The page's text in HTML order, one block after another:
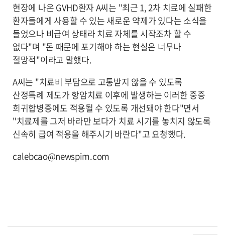
현장에 나온 GVHD환자 A씨는 "최근 1, 2차 치료에 실패한
환자들에게 사용할 수 있는 새로운 약제가 있다는 소식을
들었으나 비급여 상태라 치료 자체를 시작조차 할 수
없다"며 "돈 때문에 포기해야 하는 현실은 너무나
절망적"이라고 말했다.
A씨는 "치료비 부담으로 고통받지 않을 수 있도록
산정특례 제도가 항암치료 이후에 발생하는 이러한 중증
희귀합병증에도 적용될 수 있도록 개선돼야 한다"면서
"치료제를 그저 바라만 보다가 치료 시기를 놓치지 않도록
신속히 급여 적용을 해주시기 바란다"고 요청했다.
calebcao@newspim.com